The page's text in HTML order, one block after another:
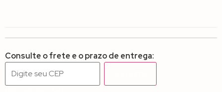
Consulte o frete e o prazo de entrega: